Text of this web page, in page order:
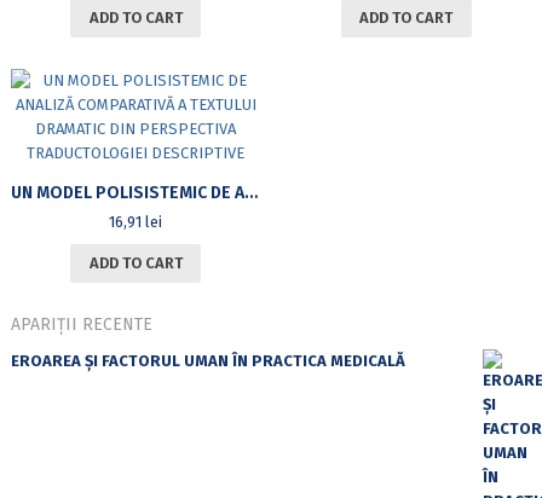
ADD TO CART ADD TO CART
UN MODEL POLISISTEMIC DE ANALIZĂ COMPARATIVĂ A TEXTULUI DRAMATIC DIN PERSPECTIVA TRADUCTOLOGIEI DESCRIPTIVE
16,91lei
ADD TO CART
APARIȚII RECENTE
EROAREA ȘI FACTORUL UMAN ÎN PRACTICA MEDICALĂ